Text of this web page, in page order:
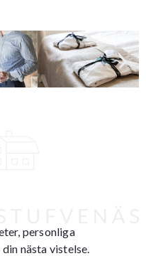
personliga
nästa vistelse.